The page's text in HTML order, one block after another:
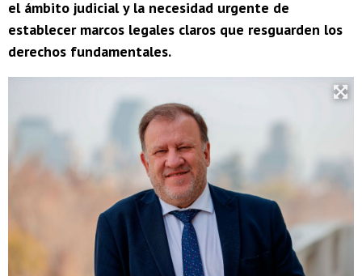
el ámbito judicial y la necesidad urgente de
establecer marcos legales claros que resguarden los
derechos fundamentales.